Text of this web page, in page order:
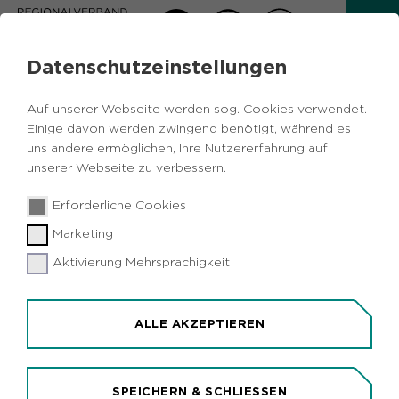
Datenschutzeinstellungen
Auf unserer Webseite werden sog. Cookies verwendet.
Einige davon werden zwingend benötigt, während es
uns andere ermöglichen, Ihre Nutzererfahrung auf
unserer Webseite zu verbessern.
Erforderliche Cookies
Marketing
Aktivierung Mehrsprachigkeit
ALLE AKZEPTIEREN
SPEICHERN & SCHLIESSEN
MELDUNGEN VOM RVR
Zurück
RVR-Ruhrparlament gibt grünes Licht
für die Sanierung des
Horizontobservatoriums auf der Halde
Hoheward